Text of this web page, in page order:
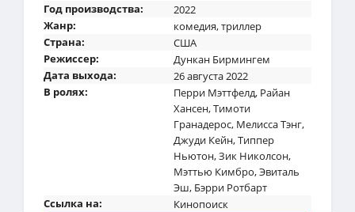
Год производства:
2022
Жанр:
комедия,триллер
Страна:
США
Режиссер:
Дункан Бирмингем
Дата выхода:
26 августа 2022
В ролях:
Перри Мэттфелд, Райан
Хансен,Тимоти
Гранадерос, Мелисса Тэнг,
Джуди Кейн,Типпер
Ньютон,Зик Николсон,
Мэттью Кимбро,Эвиталь
Эш, Бэрри Ротбарт
Ссылка на:
Кинопоиск